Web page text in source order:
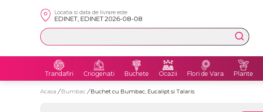
Locatia si data de livrare este
EDINET, EDINET 2026-08-08
Trandafiri Criogenati Buchete Ocazii Flori de Vara Plante
Acasa / Bumbac / Buchet cu Bumbac, Eucalipt si Talaris